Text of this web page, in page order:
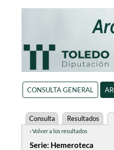
CONSULTA GENERAL
Consulta Resultados
‹ Volver a los resultados
Serie: Hemeroteca